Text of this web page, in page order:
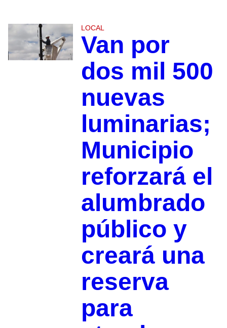
LOCAL
Van por
dos mil 500
nuevas
luminarias;
Municipio
reforzará el
alumbrado
público y
creará una
reserva
para